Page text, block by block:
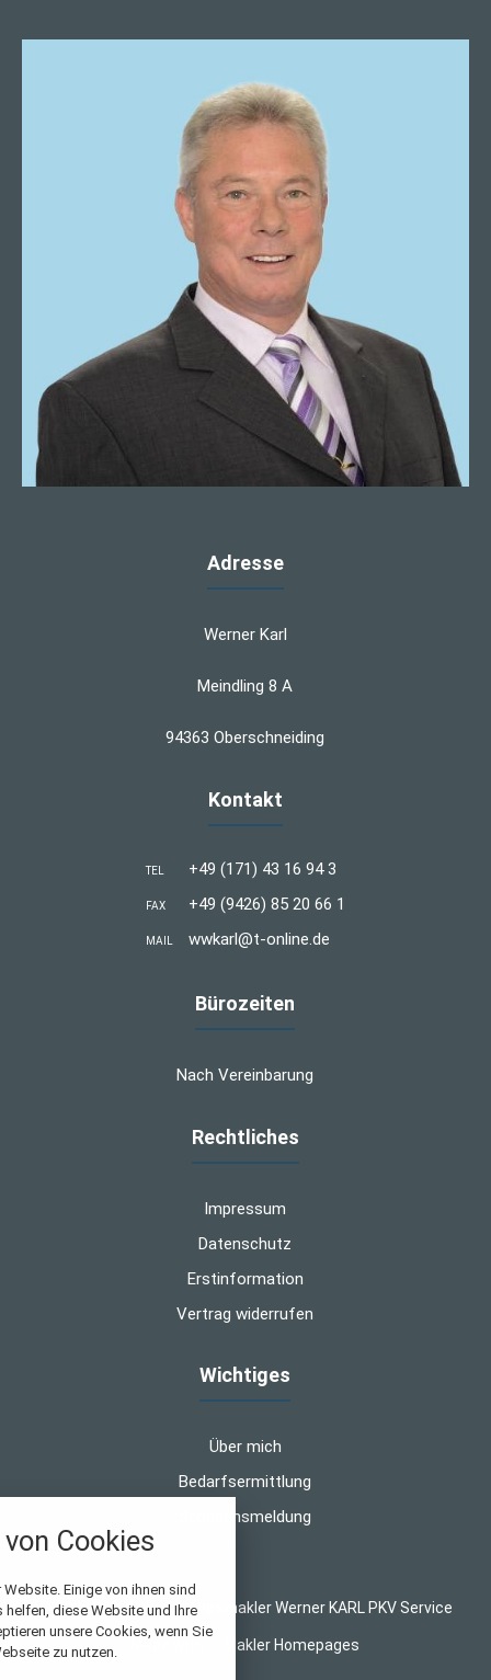
Adresse
Werner Karl
Meindling 8 A
94363 Oberschneiding
Kontakt
TEL +49 (171) 43 16 94 3
FAX +49 (9426) 85 20 66 1
MAIL wwkarl@t-online.de
Bürozeiten
Nach Vereinbarung
Rechtliches
Impressum
Datenschutz
Erstinformation
Vertrag widerrufen
Wichtiges
Über mich
Bedarfsermittlung
Schadensmeldung
© 2026 WK-Versicherungsmakler Werner KARL PKV Service
Makler Homepages
Cookies
Einige von ihnen sind
diese Website und Ihre
unsere Cookies, wenn Sie
zu nutzen.
alle verwendeten Cookies und
folgende Kategorien zu